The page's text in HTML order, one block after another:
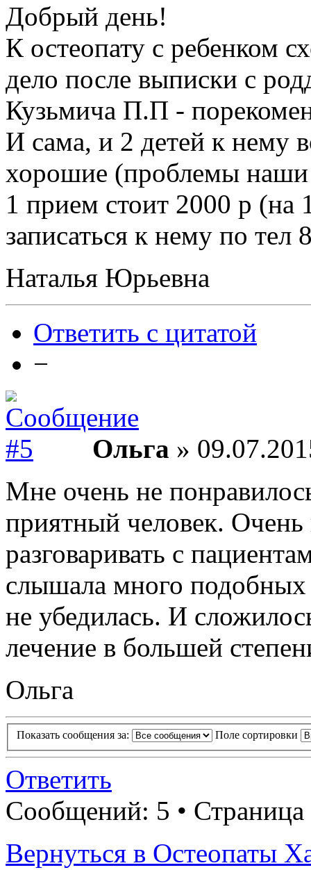
Добрый день!
К остеопату с ребенком
дело после выписки с
Кузьмича П.П -
И сама, и 2 детей к нему
хорошие (проблемы наши
1 прием стоит 2000 р (на
записаться к нему по
Наталья Юрьевна
Ответить с цитатой
−
Ольга »
Мне очень не
приятный человек.
разговаривать с
слышала много подобных
не убедилась. И
лечение в большей
Ольга
Показать сообщения за: Поле сортировки
Ответить
Сообщений: 5 • Страница
Вернуться в Остеопаты